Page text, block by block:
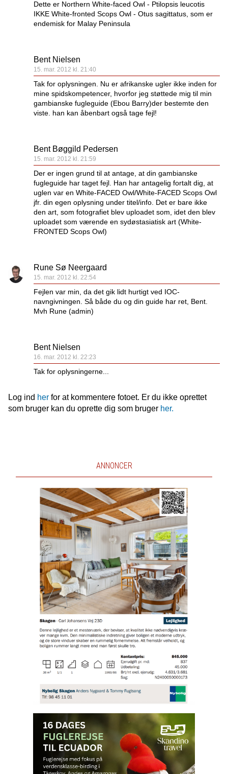
Dette er Northern White-faced Owl - Ptilopsis leucotis
IKKE White-fronted Scops Owl - Otus sagittatus, som er
endemisk for Malay Peninsula
Bent Nielsen
15. mar. 2012 kl. 21:40
Tak for oplysningen. Nu er afrikanske ugler ikke inden for
mine spidskompetencer, hvorfor jeg støttede mig til min
gambianske fugleguide (Ebou Barry)der bestemte den
viste. han kan åbenbart også tage fejl!
Bent Bøggild Pedersen
15. mar. 2012 kl. 21:59
Der er ingen grund til at antage, at din gambianske
fugleguide har taget fejl. Han har antagelig fortalt dig, at
uglen var en White-FACED Owl/White-FACED Scops Owl
jfr. din egen oplysning under titel/info. Det er bare ikke
den art, som fotografiet blev uploadet som, idet den blev
uploadet som værende en sydøstasiatisk art (White-
FRONTED Scops Owl)
Rune Sø Neergaard
15. mar. 2012 kl. 22:54
Fejlen var min, da det gik lidt hurtigt ved IOC-
navngivningen. Så både du og din guide har ret, Bent.
Mvh Rune (admin)
Bent Nielsen
16. mar. 2012 kl. 22:23
Tak for oplysningerne...
Log ind herfor at kommentere fotoet. Er du ikke oprettet
som bruger kan du oprette dig som bruger her.
ANNONCER